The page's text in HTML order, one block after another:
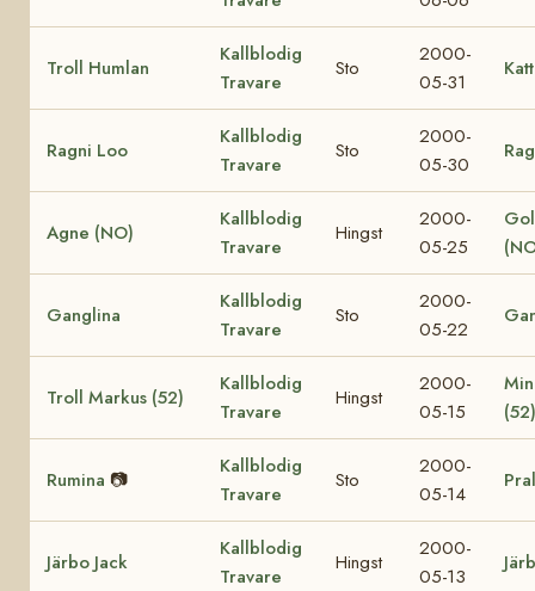
Troll Humlan
Kallblodig
Travare
Sto
2000-
05-31
Ragni Loo
Kallblodig
Travare
Sto
2000-
05-30
Agne (NO)
Kallblodig
Travare
Hingst
2000-
05-25
Ganglina
Kallblodig
Travare
Sto
2000-
05-22
Troll Markus (52)
Kallblodig
Travare
Hingst
2000-
05-15
(52)
Rumina 📷
Kallblodig
Travare
Sto
2000-
05-14
Järbo Jack
Kallblodig
Travare
Hingst
2000-
05-13